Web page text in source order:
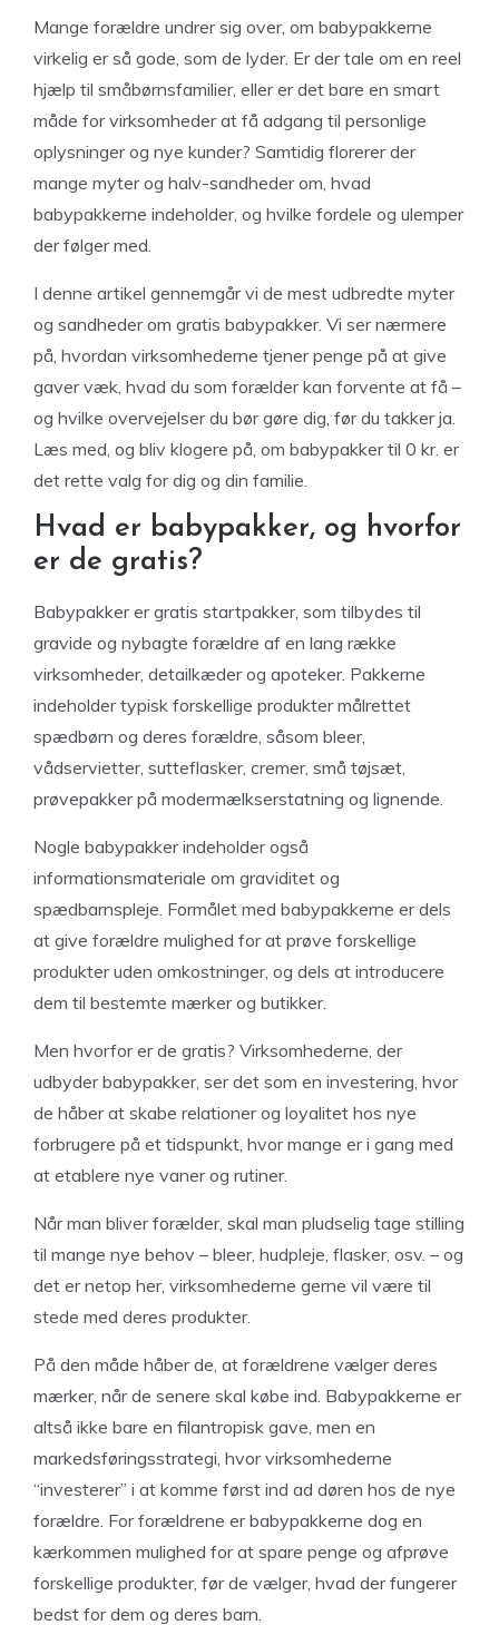
Mange forældre undrer sig over, om babypakkerne
virkelig er så gode, som de lyder. Er der tale om en reel
hjælp til småbørnsfamilier, eller er det bare en smart
måde for virksomheder at få adgang til personlige
oplysninger og nye kunder? Samtidig florerer der
mange myter og halv-sandheder om, hvad
babypakkerne indeholder, og hvilke fordele og ulemper
der følger med.
I denne artikel gennemgår vi de mest udbredte myter
og sandheder om gratis babypakker. Vi ser nærmere
på, hvordan virksomhederne tjener penge på at give
gaver væk, hvad du som forælder kan forvente at få –
og hvilke overvejelser du bør gøre dig, før du takker ja.
Læs med, og bliv klogere på, om babypakker til 0 kr. er
det rette valg for dig og din familie.
Hvad er babypakker, og hvorfor
er de gratis?
Babypakker er gratis startpakker, som tilbydes til
gravide og nybagte forældre af en lang række
virksomheder, detailkæder og apoteker. Pakkerne
indeholder typisk forskellige produkter målrettet
spædbørn og deres forældre, såsom bleer,
vådservietter, sutteflasker, cremer, små tøjsæt,
prøvepakker på modermælkserstatning og lignende.
Nogle babypakker indeholder også
informationsmateriale om graviditet og
spædbarnspleje. Formålet med babypakkerne er dels
at give forældre mulighed for at prøve forskellige
produkter uden omkostninger, og dels at introducere
dem til bestemte mærker og butikker.
Men hvorfor er de gratis? Virksomhederne, der
udbyder babypakker, ser det som en investering, hvor
de håber at skabe relationer og loyalitet hos nye
forbrugere på et tidspunkt, hvor mange er i gang med
at etablere nye vaner og rutiner.
Når man bliver forælder, skal man pludselig tage stilling
til mange nye behov – bleer, hudpleje, flasker, osv. – og
det er netop her, virksomhederne gerne vil være til
stede med deres produkter.
På den måde håber de, at forældrene vælger deres
mærker, når de senere skal købe ind. Babypakkerne er
altså ikke bare en filantropisk gave, men en
markedsføringsstrategi, hvor virksomhederne
“investerer” i at komme først ind ad døren hos de nye
forældre. For forældrene er babypakkerne dog en
kærkommen mulighed for at spare penge og afprøve
forskellige produkter, før de vælger, hvad der fungerer
bedst for dem og deres barn.